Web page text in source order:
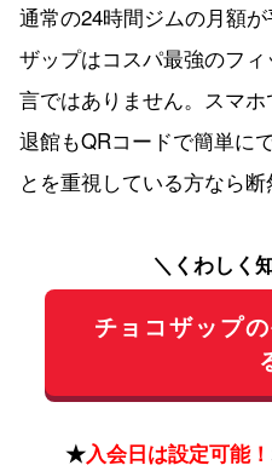
通常の24時間ジムの月額
ザップはコスパ最強のフ
言ではありません。スマ
退館もQRコードで簡単に
とを重視している方なら断
＼くわしく
チョコザップ
★入会日は設定可能！